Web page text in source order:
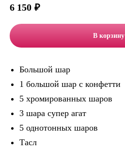
6 150 ₽
В корзину
Большой шар
1 большой шар с конфетти
5 хромированных шаров
3 шара супер агат
5 однотонных шаров
Тасл